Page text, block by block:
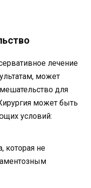
лечение
может
для
может быть
условий:
которая не